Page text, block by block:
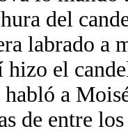
del
labrado
hizo el
habló a
de entre